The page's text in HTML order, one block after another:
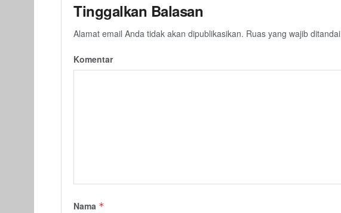
Tinggalkan Balasan
Alamat email Anda tidak akan dipublikasikan. Ruas yang wajib ditandai
Komentar
Nama *